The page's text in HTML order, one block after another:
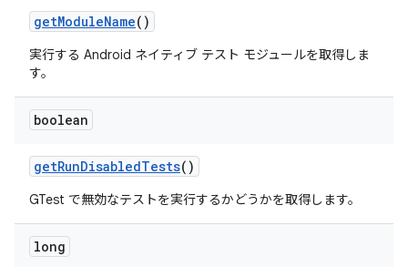
getModuleName()
実行する Android ネイティブ テスト モジュールを取得しま
す。
boolean
getRunDisabledTests()
GTest で無効なテストを実行するかどうかを取得します。
long